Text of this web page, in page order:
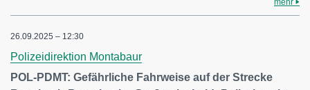
mehr
26.09.2025 – 12:30
Polizeidirektion Montabaur
POL-PDMT: Gefährliche Fahrweise auf der Strecke